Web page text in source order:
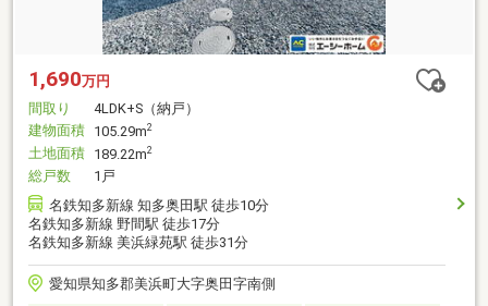
1,690万円
間取り
4LDK+S（納戸）
建物面積 105.29m2
土地面積 189.22m2
総戸数
1戸
名鉄知多新線 知多奥田駅 徒歩10分
名鉄知多新線 野間駅 徒歩17分
名鉄知多新線 美浜緑苑駅 徒歩31分
愛知県知多郡美浜町大字奥田字南側